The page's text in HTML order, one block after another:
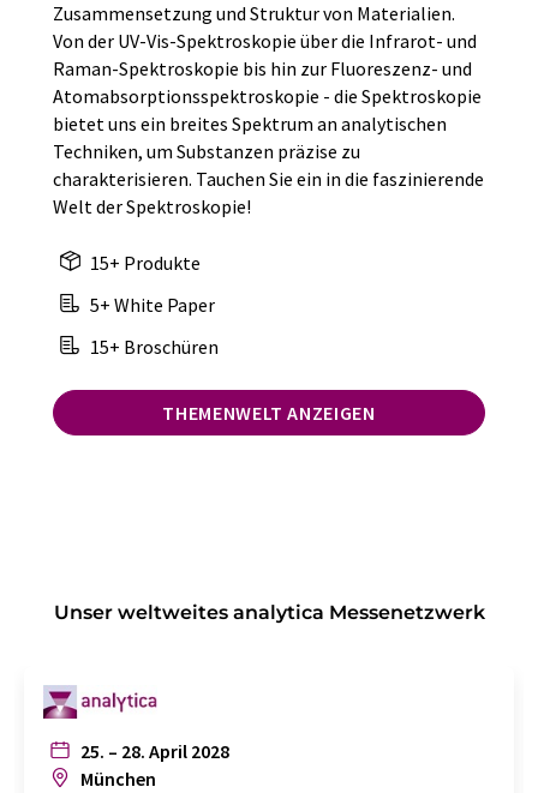
Zusammensetzung und Struktur von Materialien.
Von der UV-Vis-Spektroskopie über die Infrarot- und
Raman-Spektroskopie bis hin zur Fluoreszenz- und
Atomabsorptionsspektroskopie - die Spektroskopie
bietet uns ein breites Spektrum an analytischen
Techniken, um Substanzen präzise zu
charakterisieren. Tauchen Sie ein in die faszinierende
Welt der Spektroskopie!
15+ Produkte
5+ White Paper
15+ Broschüren
THEMENWELT ANZEIGEN
Unser weltweites analytica Messenetzwerk
25. – 28. April 2028
München